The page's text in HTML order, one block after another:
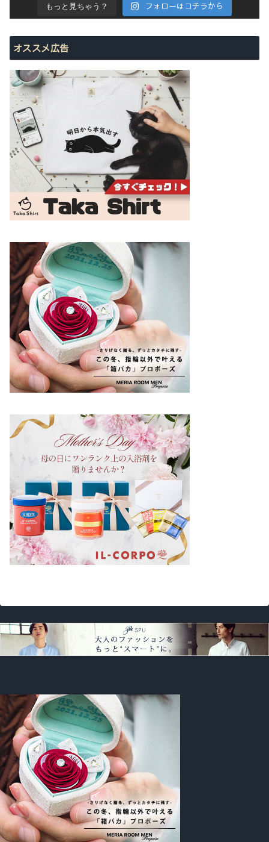
もっと見ちゃう？ フォローはコチラから
オススメ広告